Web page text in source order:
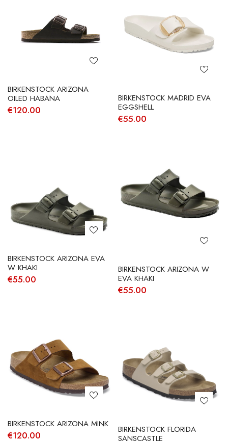
BIRKENSTOCK ARIZONA
OILED HABANA
€120.00
BIRKENSTOCK MADRID EVA
EGGSHELL
€55.00
BIRKENSTOCK ARIZONA EVA
W KHAKI
€55.00
BIRKENSTOCK ARIZONA W
EVA KHAKI
€55.00
BIRKENSTOCK ARIZONA MINK
€120.00
BIRKENSTOCK FLORIDA
SANSCASTLE